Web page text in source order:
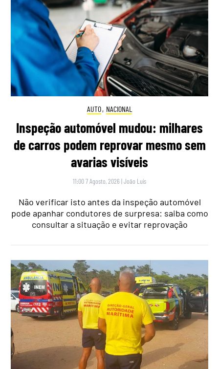
AUTO, NACIONAL
Inspeção automóvel mudou: milhares
de carros podem reprovar mesmo sem
avarias visíveis
11:00 7 Agosto, 2026 |João Luís
Não verificar isto antes da inspeção automóvel
pode apanhar condutores de surpresa: saiba como
consultar a situação e evitar reprovação